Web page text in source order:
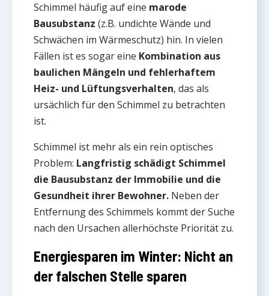
Schimmel häufig auf eine marode
Bausubstanz (z.B. undichte Wände und
Schwächen im Wärmeschutz) hin. In vielen
Fällen ist es sogar eine Kombination aus
baulichen Mängeln und fehlerhaftem
Heiz- und Lüftungsverhalten, das als
ursächlich für den Schimmel zu betrachten
ist.
Schimmel ist mehr als ein rein optisches
Problem: Langfristig schädigt Schimmel
die Bausubstanz der Immobilie und die
Gesundheit ihrer Bewohner. Neben der
Entfernung des Schimmels kommt der Suche
nach den Ursachen allerhöchste Priorität zu.
Energiesparen im Winter: Nicht an
der falschen Stelle sparen